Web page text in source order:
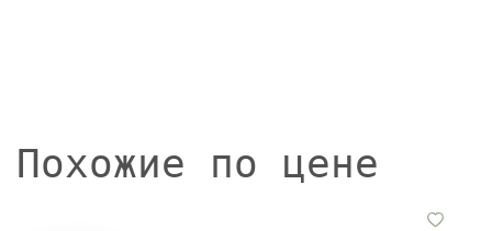
Похожие по цене